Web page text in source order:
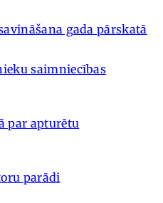
gada pārskatā
saimniecības
par apturētu
parādi